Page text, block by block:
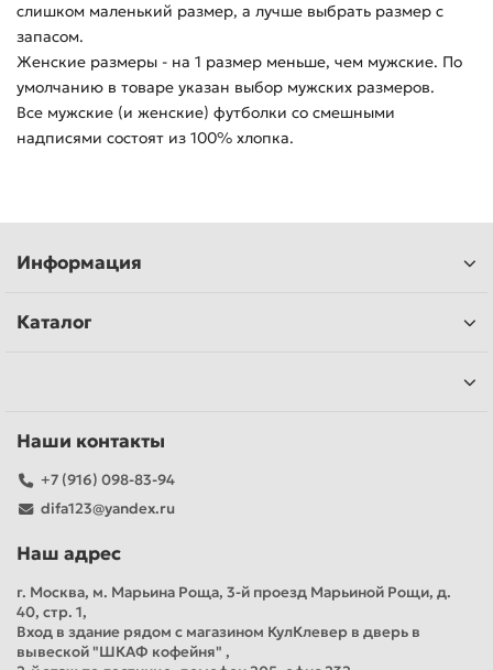
слишком маленький размер, а лучше выбрать размер с
запасом.
Женские размеры - на 1 размер меньше, чем мужские. По
умолчанию в товаре указан выбор мужских размеров.
Все мужские (и женские) футболки со смешными
надписями состоят из 100% хлопка.
Информация
Каталог
Наши контакты
+7 (916) 098-83-94
difa123@yandex.ru
Наш адрес
г. Москва, м. Марьина Роща, 3-й проезд Марьиной Рощи, д.
40, стр. 1,
Вход в здание рядом с магазином КулКлевер в дверь в
вывеской "ШКАФ кофейня" ,